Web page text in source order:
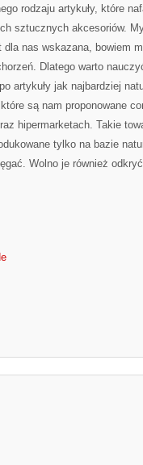
rodzaju artykuły, które
sztucznych akcesoriów.
nas wskazana, bowiem
Dlatego warto
artykuły jak najbardziej
są nam proponowane
hipermarketach. Takie
tylko na bazie
Wolno je również